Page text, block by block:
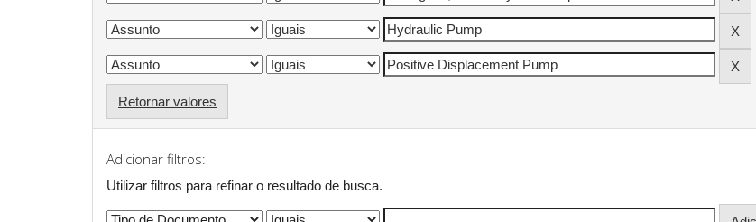
Retornar valores
Adicionar filtros:
Utilizar filtros para refinar o resultado de busca.